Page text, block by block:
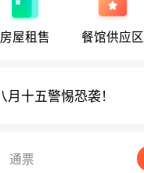
房屋租售 餐馆供应区
八月十五警惕恐袭！
八月十五警惕恐袭！
通票